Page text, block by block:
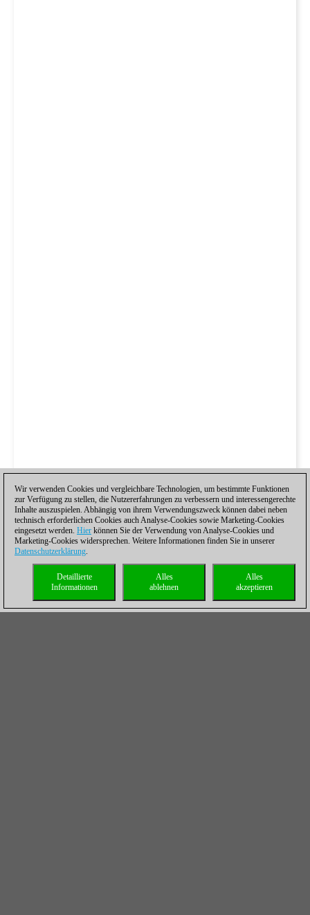
Wir verwenden Cookies und vergleichbare Technologien, um bestimmte Funktionen
zur Verfügung zu stellen, die Nutzererfahrungen zu verbessern und interessengerechte
Inhalte auszuspielen. Abhängig von ihrem Verwendungszweck können dabei neben
technisch erforderlichen Cookies auch Analyse-Cookies sowie Marketing-Cookies
eingesetzt werden. Hier können Sie der Verwendung von Analyse-Cookies und
Marketing-Cookies widersprechen. Weitere Informationen finden Sie in unserer
Datenschutzerklärung.
Alles
akzeptieren
Alles
ablehnen
Detaillierte
Informationen